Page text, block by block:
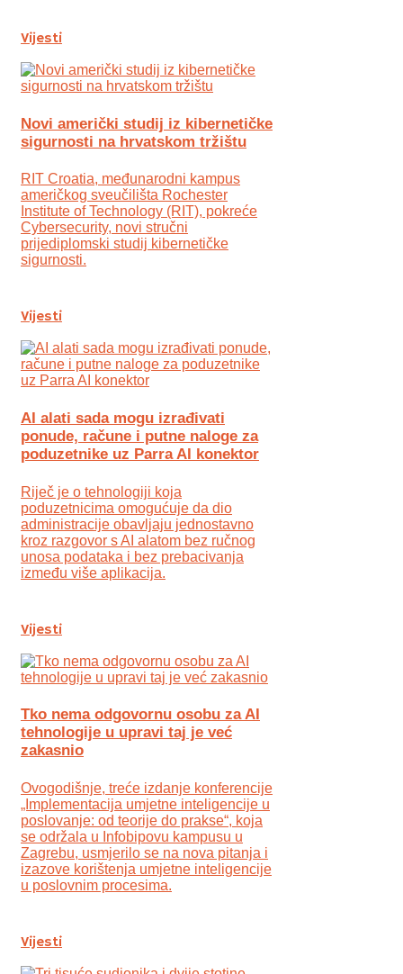
Vijesti
Novi američki studij iz kibernetičke
sigurnosti na hrvatskom tržištu
RIT Croatia, međunarodni kampus
američkog sveučilišta Rochester
Institute of Technology (RIT), pokreće
Cybersecurity, novi stručni
prijediplomski studij kibernetičke
sigurnosti.
Vijesti
AI alati sada mogu izrađivati
ponude, račune i putne naloge za
poduzetnike uz Parra AI konektor
Riječ je o tehnologiji koja
poduzetnicima omogućuje da dio
administracije obavljaju jednostavno
kroz razgovor s AI alatom bez ručnog
unosa podataka i bez prebacivanja
između više aplikacija.
Vijesti
Tko nema odgovornu osobu za AI
tehnologije u upravi taj je već
zakasnio
Ovogodišnje, treće izdanje konferencije
„Implementacija umjetne inteligencije u
poslovanje: od teorije do prakse“, koja
se održala u Infobipovu kampusu u
Zagrebu, usmjerilo se na nova pitanja i
izazove korištenja umjetne inteligencije
u poslovnim procesima.
Vijesti